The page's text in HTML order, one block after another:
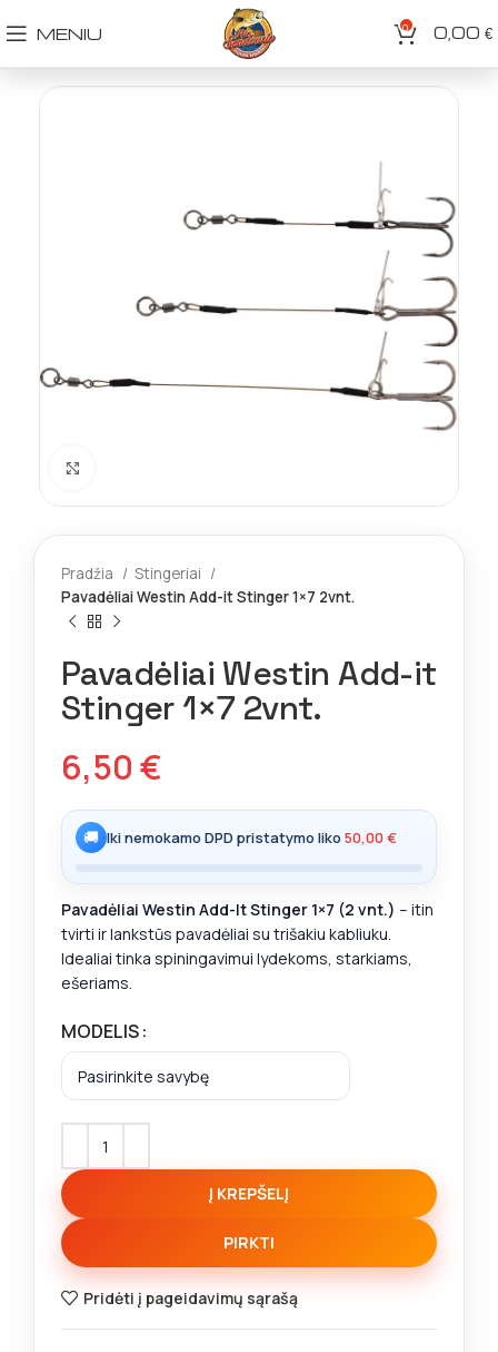
MENIU 0 0,00 €
Pradžia
Stingeriai
Pavadėliai Westin Add-it Stinger 1×7 2vnt.
Pavadėliai Westin Add-it
Stinger 1×7 2vnt.
6,50€
🚚 Iki nemokamo DPD pristatymo liko 50,00€
Pavadėliai Westin Add-It Stinger 1×7 (2 vnt.) – itin
tvirti ir lankstūs pavadėliai su trišakiu kabliuku.
Idealiai tinka spiningavimui lydekoms, starkiams,
ešeriams.
MODELIS
Į KREPŠELĮ
PIRKTI
Pridėti į pageidavimų sąrašą